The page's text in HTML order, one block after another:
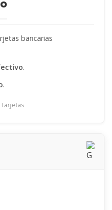
bancarias
.
.